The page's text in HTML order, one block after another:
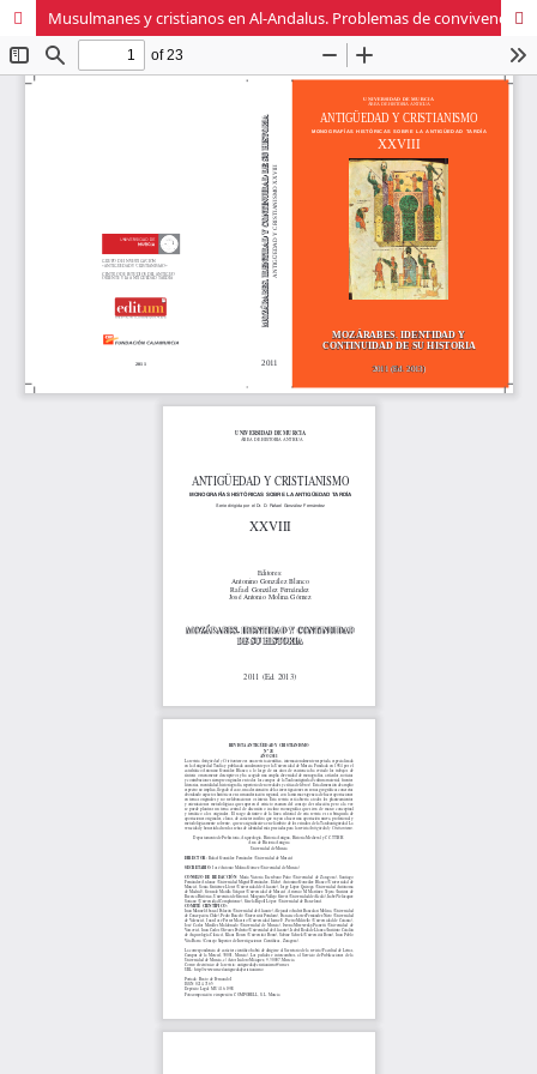
Musulmanes y cristianos en Al-Andalus. Problemas de convivencia